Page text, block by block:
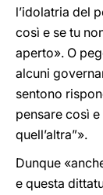
l’idolatria del
così e se tu
aperto». O
alcuni
sentono
pensare così
quell’altra”».
Dunque
e questa